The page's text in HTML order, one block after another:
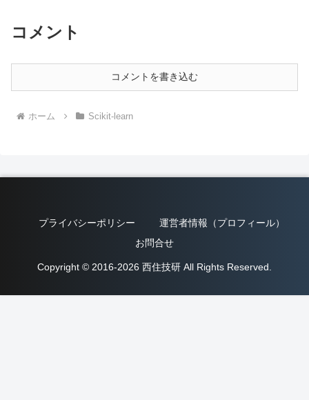
コメント
コメントを書き込む
ホーム Scikit-learn
プライバシーポリシー
運営者情報（プロフィール）
お問合せ
Copyright © 2016-2026 西住技研 All Rights Reserved.